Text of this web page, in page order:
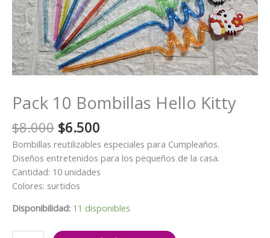
Pack 10 Bombillas Hello Kitty
$8.000 El
precio
original
era:
$8.000.
$6.500
precio
actual
es:
Bombillas reutilizables especiales para Cumpleaños.
Diseños entretenidos para los pequeños de la casa.
Cantidad: 10 unidades
Colores: surtidos
Disponibilidad: 11 disponibles